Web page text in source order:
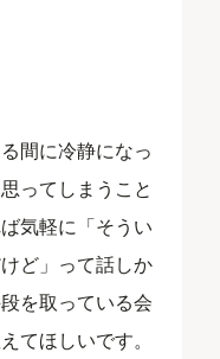
間に冷静になっ
ってしまうこと
気軽に「そうい
ど」って話しか
を取っている会
てほしいです。